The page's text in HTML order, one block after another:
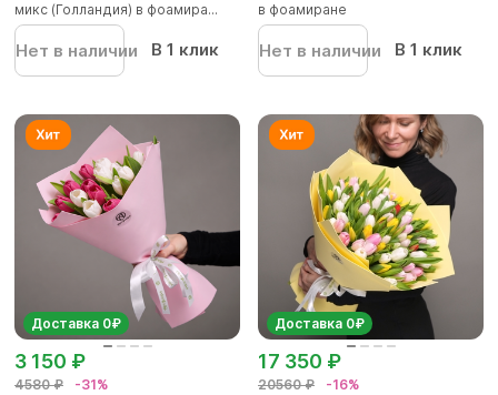
микс (Голландия) в фоамира...
Нет в наличии В 1 клик
в фоамиране
Нет в наличии В 1 клик
Доставка 0₽
4580 ₽ -31%
3 150 ₽
Доставка 0₽
20560 ₽ -16%
17 350 ₽